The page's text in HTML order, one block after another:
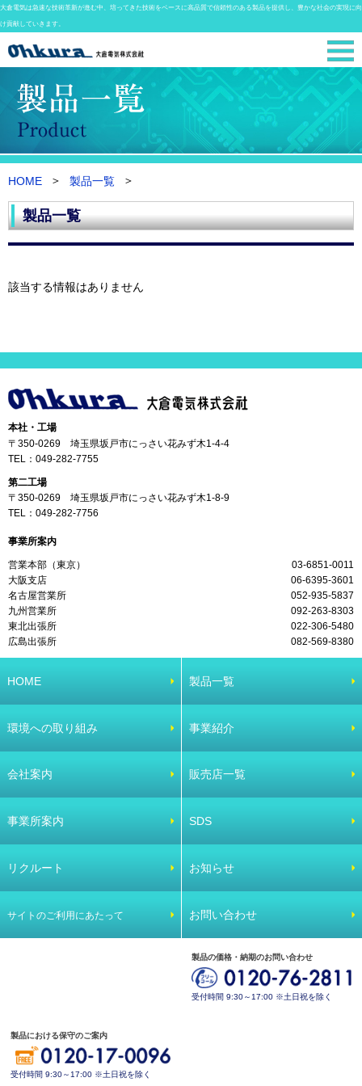
大倉電気は急速な技術革新が進む中、培ってきた技術をベースに高品質で信頼性のある製品を提供し、豊かな社会の実現に向
け貢献していきます。
HOME 製品一覧
製品一覧
該当する情報はありません
本社・工場
〒350-0269 埼玉県坂戸市にっさい花みず木1-4-4
TEL： 049-282-7755
第二工場
〒350-0269 埼玉県坂戸市にっさい花みず木1-8-9
TEL： 049-282-7756
事業所案内
営業本部（東京）
03-6851-0011
大阪支店
06-6395-3601
名古屋営業所
052-935-5837
九州営業所
092-263-8303
東北出張所
022-306-5480
広島出張所
082-569-8380
HOME 製品一覧
環境への取り組み 事業紹介
会社案内 販売店一覧
事業所案内 SDS
リクルート お知らせ
サイトのご利用にあたって お問い合わせ
製品の価格・納期のお問い合わせ
受付時間 9:30～17:00 ※土日祝を除く
製品における保守のご案内
受付時間 9:30～17:00 ※土日祝を除く